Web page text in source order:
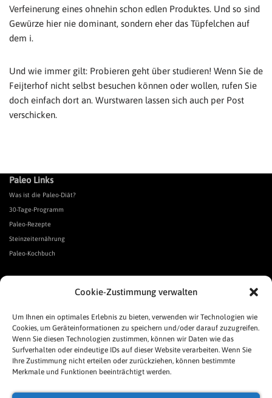
Cookie-Zustimmung verwalten
Um Ihnen ein optimales Erlebnis zu bieten, verwenden wir Technologien wie
Cookies, um Geräteinformationen zu speichern und/oder darauf zuzugreifen.
Wenn Sie diesen Technologien zustimmen, können wir Daten wie das
Surfverhalten oder eindeutige IDs auf dieser Website verarbeiten. Wenn Sie
Ihre Zustimmung nicht erteilen oder zurückziehen, können bestimmte
Merkmale und Funktionen beeinträchtigt werden.
Verfeinerung eines ohnehin schon edlen Produktes. Und so sind
Gewürze hier nie dominant, sondern eher das Tüpfelchen auf
dem i.
Und wie immer gilt: Probieren geht über studieren! Wenn Sie de
Feijterhof nicht selbst besuchen können oder wollen, rufen Sie
doch einfach dort an. Wurstwaren lassen sich auch per Post
verschicken.
Paleo Links
Was ist die Paleo-Diät?
30-Tage-Programm
Paleo-Rezepte
Steinzeiternährung
Paleo-Kochbuch
*Affiliate Link. Als Partner verschiedener Unternehmen verdiene ich an qualifizierten Verkäufen.
Urgeschmack-Empfehlungen
Urgeschmack-Shop
Was ist Urgeschmack?
Häufige Fragen
Links